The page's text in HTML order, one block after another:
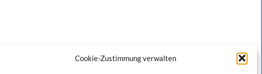
Cookie-Zustimmung verwalten